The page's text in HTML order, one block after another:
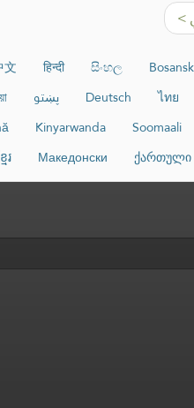
>
සිංහල
हिन्दी
ไทย
Deutsch پښتو
Soomaali
Kinyarwanda
ქართული
Македонски
រ